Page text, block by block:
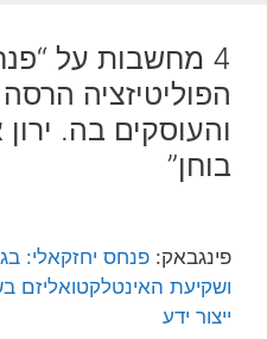
4 מחשבות על
הפוליטיזציה
והעוסקים בה.
בוחן”
פינגבאק: פנחס יחזקאלי:
ושקיעת האינטלקטואליזם
ייצור ידע